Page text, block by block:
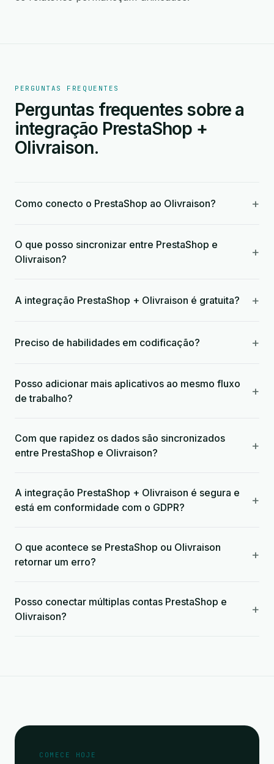
PERGUNTAS FREQUENTES
Perguntas frequentes sobre a
integração PrestaShop +
Olivraison.
Como conecto o PrestaShop ao Olivraison? +
O que posso sincronizar entre PrestaShop e
Olivraison?
+
A integração PrestaShop + Olivraison é gratuita? +
Preciso de habilidades em codificação? +
Posso adicionar mais aplicativos ao mesmo fluxo
de trabalho?
+
Com que rapidez os dados são sincronizados
entre PrestaShop e Olivraison?
+
A integração PrestaShop + Olivraison é segura e
está em conformidade com o GDPR?
+
O que acontece se PrestaShop ou Olivraison
retornar um erro?
+
Posso conectar múltiplas contas PrestaShop e
Olivraison?
+
COMECE HOJE